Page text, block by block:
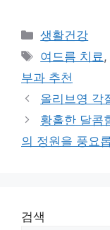
Categories
생활건강
Tags
여드름 치료,
부과 추천
올리브영 각
황홀한 달콤
의 정원을 풍요
검색